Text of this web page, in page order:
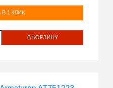
1 КЛИК
В КОРЗИНУ